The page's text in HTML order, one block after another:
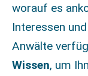
worauf es
Interessen
Anwälte
Wissen, um